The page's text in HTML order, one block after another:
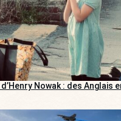
d’Henry Nowak : des